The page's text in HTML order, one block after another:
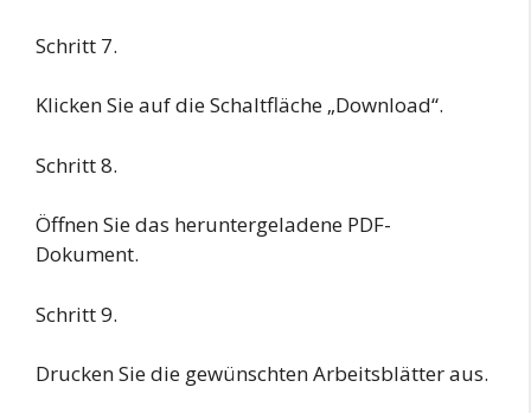
Schritt 7.
Klicken Sie auf die Schaltfläche „Download“.
Schritt 8.
Öffnen Sie das heruntergeladene PDF-
Dokument.
Schritt 9.
Drucken Sie die gewünschten Arbeitsblätter aus.